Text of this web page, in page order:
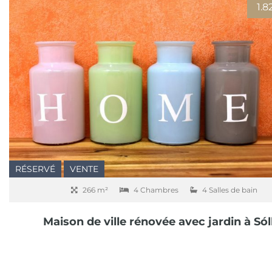
RÉSERVÉ VENTE
266 m² 4 Chambres 4 Salles de bain
Maison de ville rénovée avec jardin à